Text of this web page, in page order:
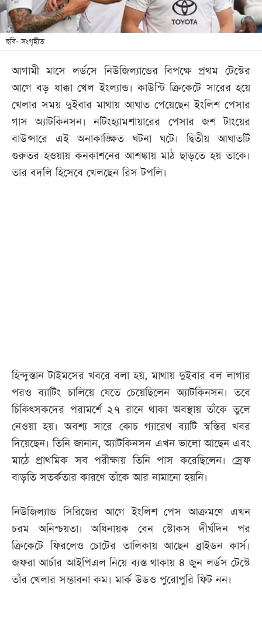
শিক্ষা
তথ্যপ্রযুক্তি
বিভাগ
ছবি
ভিডিও
আর্কাইভ
ছবি- সংগৃহীত
আগামী মাসে লর্ডসে নিউজিল্যান্ডের বিপক্ষে প্রথম টেস্টের
আগে বড় ধাক্কা খেল ইংল্যান্ড। কাউন্টি ক্রিকেটে সারের হয়ে
খেলার সময় দুইবার মাথায় আঘাত পেয়েছেন ইংলিশ পেসার
গাস অ্যাটকিনসন। নটিংহ্যামশায়ারের পেসার জশ টাংয়ের
বাউন্সারে এই অনাকাঙ্ক্ষিত ঘটনা ঘটে। দ্বিতীয় আঘাতটি
গুরুতর হওয়ায় কনকাশনের আশঙ্কায় মাঠ ছাড়তে হয় তাকে।
তার বদলি হিসেবে খেলছেন রিস টপলি।
হিন্দুস্তান টাইমসের খবরে বলা হয়, মাথায় দুইবার বল লাগার
পরও ব্যাটিং চালিয়ে যেতে চেয়েছিলেন অ্যাটকিনসন। তবে
চিকিৎসকদের পরামর্শে ২৭ রানে থাকা অবস্থায় তাঁকে তুলে
নেওয়া হয়। অবশ্য সারে কোচ গ্যারেথ ব্যাটি স্বস্তির খবর
দিয়েছেন। তিনি জানান, অ্যাটকিনসন এখন ভালো আছেন এবং
মাঠে প্রাথমিক সব পরীক্ষায় তিনি পাস করেছিলেন। স্রেফ
বাড়তি সতর্কতার কারণে তাঁকে আর নামানো হয়নি।
নিউজিল্যান্ড সিরিজের আগে ইংলিশ পেস আক্রমণে এখন
চরম অনিশ্চয়তা। অধিনায়ক বেন স্টোকস দীর্ঘদিন পর
ক্রিকেটে ফিরলেও চোটের তালিকায় আছেন ব্রাইডন কার্স।
জফরা আর্চার আইপিএল নিয়ে ব্যস্ত থাকায় ৪ জুন লর্ডস টেস্টে
তাঁর খেলার সম্ভাবনা কম। মার্ক উডও পুরোপুরি ফিট নন।